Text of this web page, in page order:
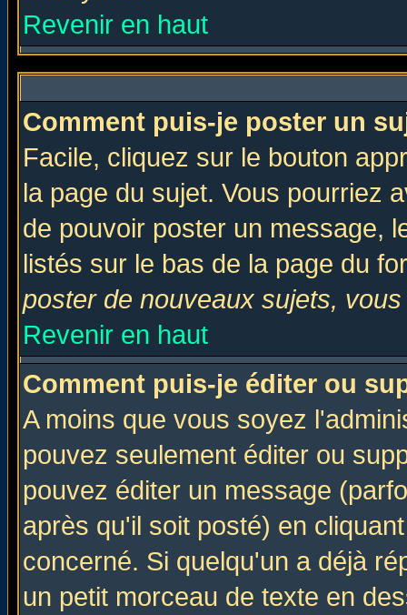
Revenir en haut
Comment puis-je poster un
Facile, cliquez sur le bouton
la page du sujet. Vous pourriez
de pouvoir poster un message,
listés sur le bas de la page du
poster de nouveaux sujets,
Revenir en haut
Comment puis-je éditer ou
A moins que vous soyez
pouvez seulement éditer ou
pouvez éditer un message
après qu'il soit posté) en
concerné. Si quelqu'un a déjà
un petit morceau de texte en